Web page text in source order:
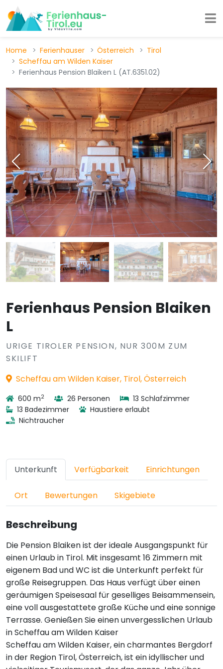
Home Ferienhauser Österreich
Tirol
Scheffau am Wilden Kaiser
Ferienhaus Pension Blaiken L (AT.6351.02)
Ferienhaus Pension Blaiken
L
URIGE TIROLER PENSION, NUR 300M ZUM
SKILIFT
Scheffau am Wilden Kaiser, Tirol, Österreich
600 m2 26 Personen
13 Schlafzimmer
13 Badezimmer
Haustiere erlaubt
Nichtraucher
Unterkunft Verfügbarkeit Einrichtungen
Ort Bewertungen Skigebiete
Beschreibung
Die Pension Blaiken ist der ideale Ausgangspunkt für
einen Urlaub in Tirol. Mit insgesamt 16 Zimmern mit
eigenem Bad und WC ist die Unterkunft perfekt für
große Reisegruppen. Das Haus verfügt über einen
geräumigen Speisesaal für geselliges Beisammensein,
eine voll ausgestattete große Küche und eine sonnige
Terrasse. Genießen Sie einen unvergesslichen Urlaub
in Scheffau am Wilden Kaiser
Scheffau am Wilden Kaiser, ein charmantes Bergdorf
in der Region Tirol, Österreich, ist ein idyllischer und